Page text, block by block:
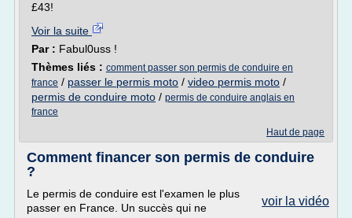
£43!
Voir la suite
Par : Fabul0uss !
Thèmes liés : comment passer son permis de conduire en
france / passer le permis moto / video permis moto /
permis de conduire moto / permis de conduire anglais en
france
Haut de page
Comment financer son permis de conduire
?
voir la vidéo
Le permis de conduire est l'examen le plus
passer en France. Un succès qui ne